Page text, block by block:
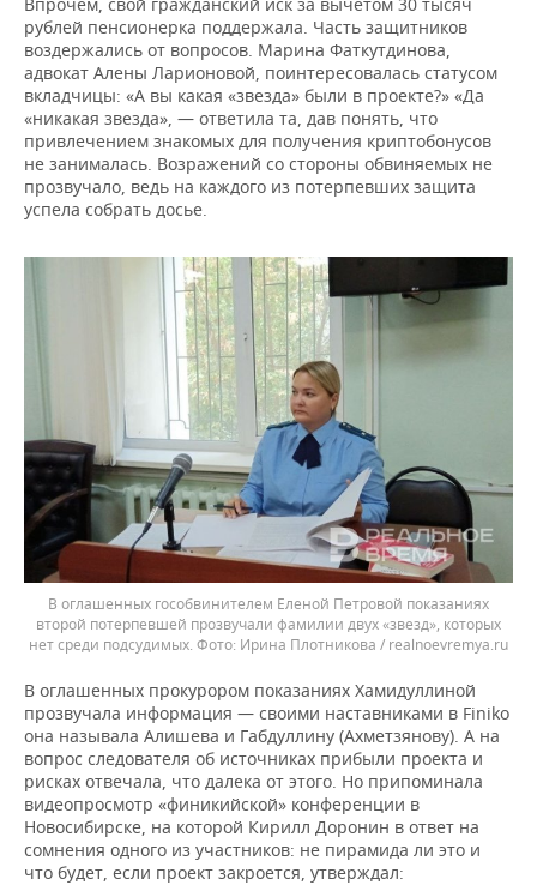
рублей пенсионерка поддержала. Часть защитников
воздержались от вопросов. Марина Фаткутдинова,
адвокат Алены Ларионовой, поинтересовалась статусом
вкладчицы: «А вы какая «звезда» были в проекте?» «Да
«никакая звезда», — ответила та, дав понять, что
привлечением знакомых для получения криптобонусов
не занималась. Возражений со стороны обвиняемых не
прозвучало, ведь на каждого из потерпевших защита
успела собрать досье.
В оглашенных гособвинителем Еленой Петровой показаниях
второй потерпевшей прозвучали фамилии двух «звезд», которых
нет среди подсудимых.
Ирина Плотникова / realnoevremya.ru
В оглашенных прокурором показаниях Хамидуллиной
прозвучала информация — своими наставниками в Finiko
она называла Алишева и Габдуллину (Ахметзянову). А на
вопрос следователя об источниках прибыли проекта и
рисках отвечала, что далека от этого. Но припоминала
видеопросмотр «финикийской» конференции в
Новосибирске, на которой Кирилл Доронин в ответ на
сомнения одного из участников: не пирамида ли это и
что будет, если проект закроется, утверждал: